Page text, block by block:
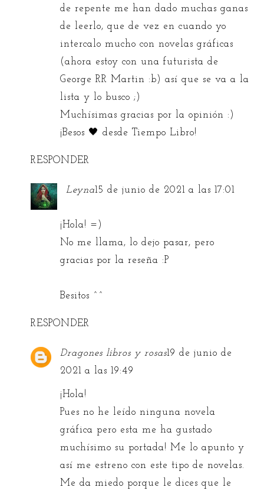
de repente me han dado muchas ganas
de leerlo, que de vez en cuando yo
intercalo mucho con novelas gráficas
(ahora estoy con una futurista de
George RR Martin :b) así que se va a la
lista y lo busco ;)
Muchísimas gracias por la opinión :)
¡Besos 🖤 desdeTiempo Libro!
RESPONDER
Leyna15 de junio de 2021 a las 17:01
¡Hola! =)
No me llama, lo dejo pasar, pero
gracias por la reseña :P
Besitos ^^
RESPONDER
Dragones libros y rosas19 de junio de
2021 a las 19:49
¡Hola!
Pues no he leído ninguna novela
gráfica pero esta me ha gustado
muchísimo su portada! Me lo apunto y
así me estreno con este tipo de novelas.
Me da miedo porque le dices que le